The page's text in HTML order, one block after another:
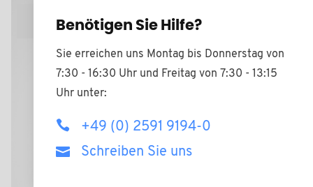
2D Zeichnungen
Benötigen Sie Hilfe?
Sie erreichen uns Montag bis Donnerstag von
7:30 - 16:30 Uhr und Freitag von 7:30 - 13:15
Uhr unter:
+49 (0) 2591 9194-0
Schreiben Sie uns